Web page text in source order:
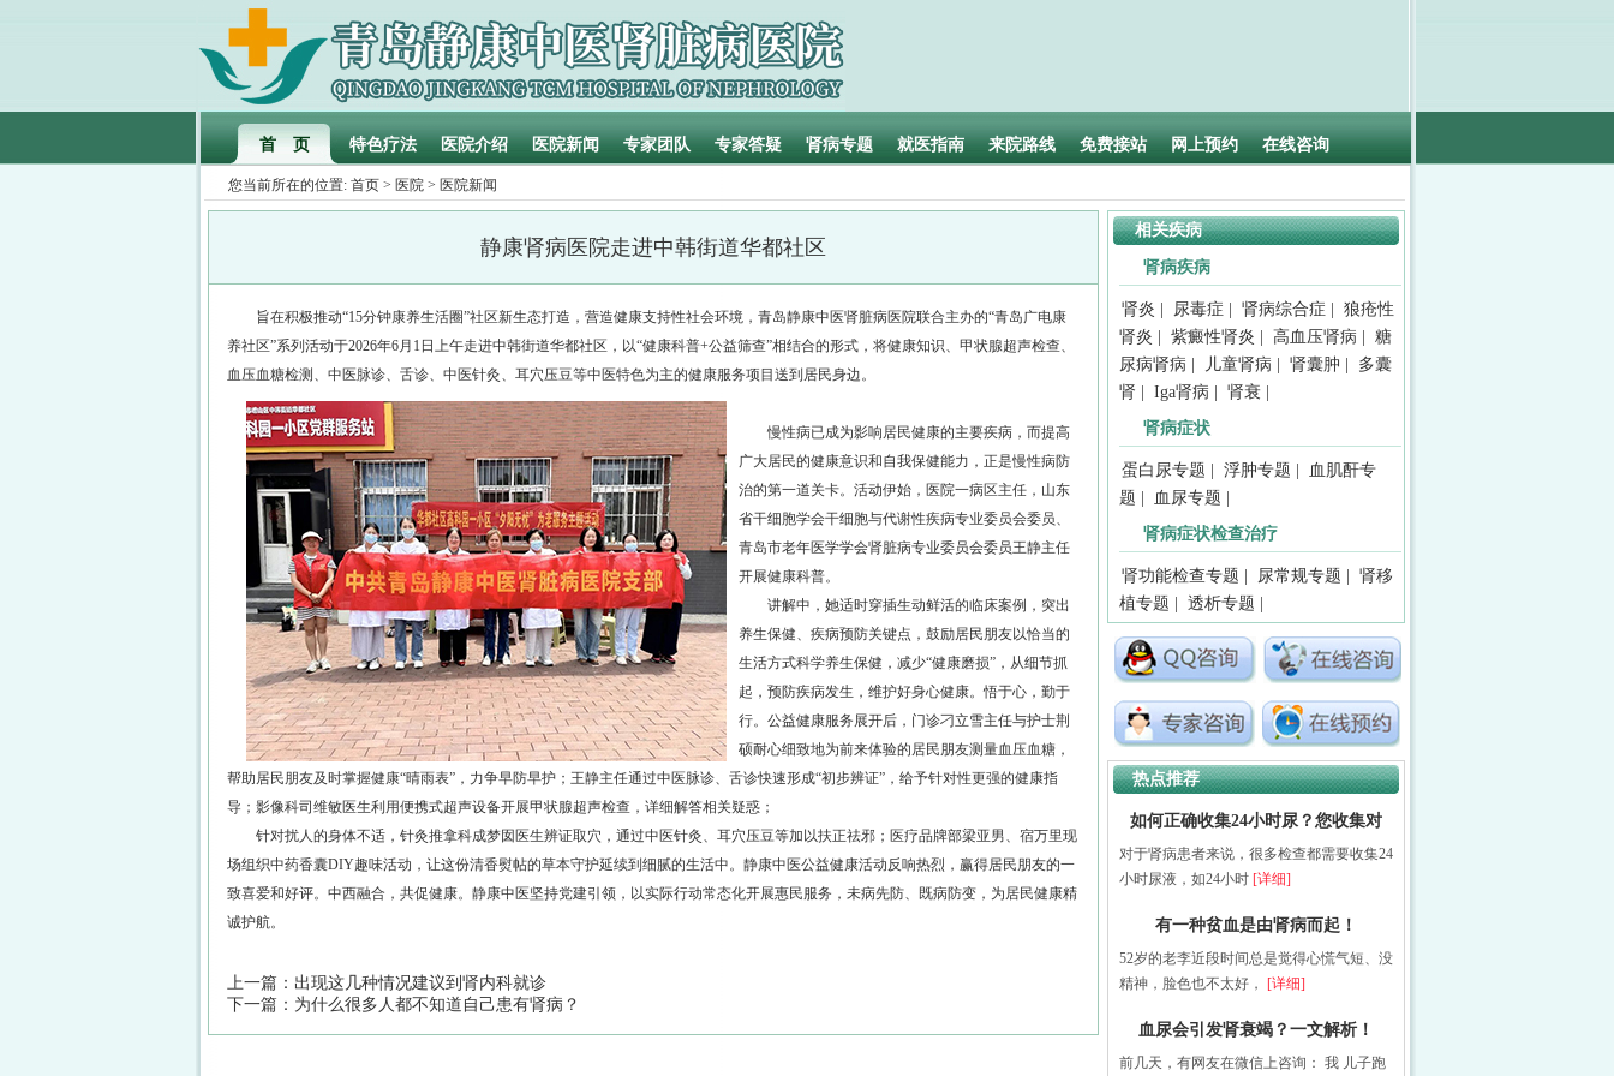
首 页 特色疗法 医院介绍 医院新闻 专家团队 专家答疑 肾病专题 就医指南 来院路线 免费接站 网上预约 在线咨询
您当前所在的位置: 首页 > 医院 > 医院新闻
静康肾病医院走进中韩街道华都社区
旨在积极推动“15分钟康养生活圈”社区新生态打造，营造健康支持性社会环境，青岛静康中医肾脏病医院联合主办的“青岛广电康
养社区”系列活动于2026年6月1日上午走进中韩街道华都社区，以“健康科普+公益筛查”相结合的形式，将健康知识、甲状腺超声检查、
血压血糖检测、中医脉诊、舌诊、中医针灸、耳穴压豆等中医特色为主的健康服务项目送到居民身边。
慢性病已成为影响居民健康的主要疾病，而提高
广大居民的健康意识和自我保健能力，正是慢性病防
治的第一道关卡。活动伊始，医院一病区主任，山东
省干细胞学会干细胞与代谢性疾病专业委员会委员、
青岛市老年医学学会肾脏病专业委员会委员王静主任
开展健康科普。
讲解中，她适时穿插生动鲜活的临床案例，突出
养生保健、疾病预防关键点，鼓励居民朋友以恰当的
生活方式科学养生保健，减少“健康磨损”，从细节抓
起，预防疾病发生，维护好身心健康。悟于心，勤于
行。公益健康服务展开后，门诊刁立雪主任与护士荆
硕耐心细致地为前来体验的居民朋友测量血压血糖，
帮助居民朋友及时掌握健康“晴雨表”，力争早防早护；王静主任通过中医脉诊、舌诊快速形成“初步辨证”，给予针对性更强的健康指
导；影像科司维敏医生利用便携式超声设备开展甲状腺超声检查，详细解答相关疑惑；
针对扰人的身体不适，针灸推拿科成梦囡医生辨证取穴，通过中医针灸、耳穴压豆等加以扶正祛邪；医疗品牌部梁亚男、宿万里现
场组织中药香囊DIY趣味活动，让这份清香熨帖的草本守护延续到细腻的生活中。静康中医公益健康活动反响热烈，赢得居民朋友的一
致喜爱和好评。中西融合，共促健康。静康中医坚持党建引领，以实际行动常态化开展惠民服务，未病先防、既病防变，为居民健康精
诚护航。
上一篇： 出现这几种情况建议到肾内科就诊
下一篇： 为什么很多人都不知道自己患有肾病？
相关疾病
肾病疾病
肾炎 尿毒症 肾病综合症
狼疮性
肾炎
紫癜性肾炎 高血压肾病
糖
尿病肾病
儿童肾病 肾囊肿
多囊
肾
Iga肾病 肾衰
肾病症状
蛋白尿专题 浮肿专题
血肌酐专
题
血尿专题
肾病症状检查治疗
肾功能检查专题 尿常规专题
肾移
植专题
透析专题
热点推荐
如何正确收集24小时尿？您收集对
对于肾病患者来说，很多检查都需要收集24
小时尿液，如24小时 [详细]
有一种贫血是由肾病而起！
52岁的老李近段时间总是觉得心慌气短、没
精神，脸色也不太好， [详细]
血尿会引发肾衰竭？一文解析！
前几天，有网友在微信上咨询： 我 儿子跑